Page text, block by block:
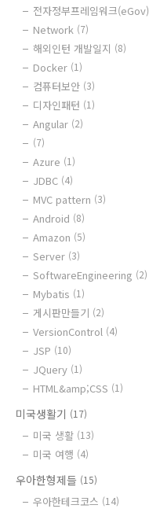
전자정부프레임워크(eGov)
Network (7)
해외인턴 개발일지 (8)
Docker (1)
컴퓨터보안 (3)
디자인패턴 (1)
Angular (2)
(7)
Azure (1)
JDBC (4)
MVC pattern (3)
Android (8)
Amazon (5)
Server (3)
SoftwareEngineering (2)
Mybatis (1)
게시판만들기 (2)
VersionControl (4)
JSP (10)
JQuery (1)
HTML&amp;CSS (1)
미국생활기 (17)
미국 생활 (13)
미국 여행 (4)
우아한형제들 (15)
우아한테크코스 (14)